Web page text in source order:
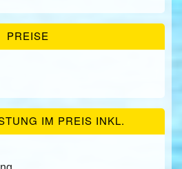
PREISE
IM PREIS INKL.